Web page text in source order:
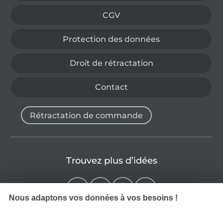
CGV
Protection des données
Droit de rétractation
Contact
Rétractation de commande
Trouvez plus d’idées
Nous adaptons vos données à vos besoins !